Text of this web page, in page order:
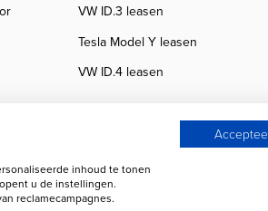
VW ID.3 leasen
Tesla Model Y leasen
VW ID.4 leasen
inhoud te tonen
u de instellingen.
reclamecampagnes.